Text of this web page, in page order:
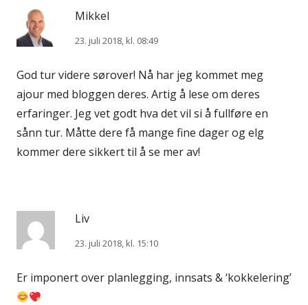
Mikkel
23. juli 2018, kl. 08:49
God tur videre sørover! Nå har jeg kommet meg
ajour med bloggen deres. Artig å lese om deres
erfaringer. Jeg vet godt hva det vil si å fullføre en
sånn tur. Måtte dere få mange fine dager og elg
kommer dere sikkert til å se mer av!
Liv
23. juli 2018, kl. 15:10
Er imponert over planlegging, innsats & ‘kokkelering’